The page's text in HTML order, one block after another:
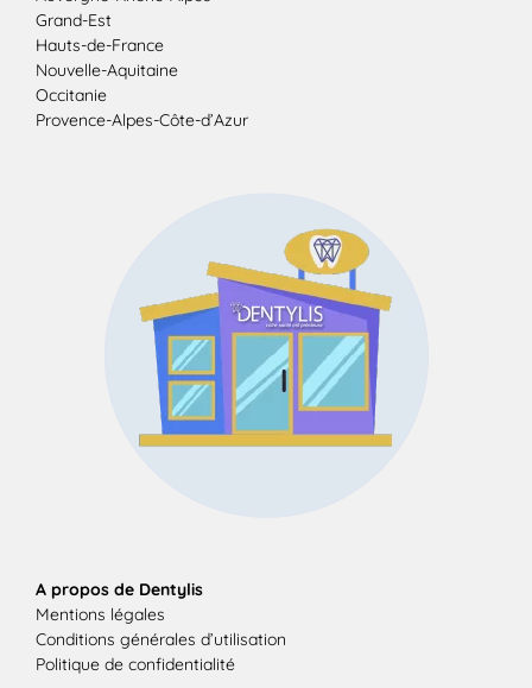
Grand-Est
Hauts-de-France
Nouvelle-Aquitaine
Occitanie
Provence-Alpes-Côte-d’Azur
A propos de Dentylis
Mentions légales
Conditions générales d’utilisation
Politique de confidentialité